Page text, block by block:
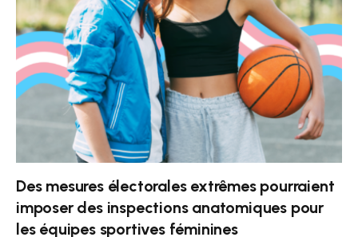
Des mesures électorales extrêmes pourraient
imposer des inspections anatomiques pour
les équipes sportives féminines